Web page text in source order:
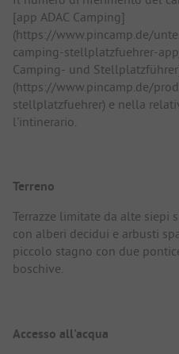
[app ADAC Camping]
(https://www.pincamp.de/
camping-stellplatzfuehrer-
Camping- und
(https://www.pincamp.de/
stellplatzfuehrer) e nella
l'intinerario.
Terreno
Terrazze limitate da alte siepi
con alberi decidui e arbusti
piccolo stagno con due
boschive.
Accesso all'acqua